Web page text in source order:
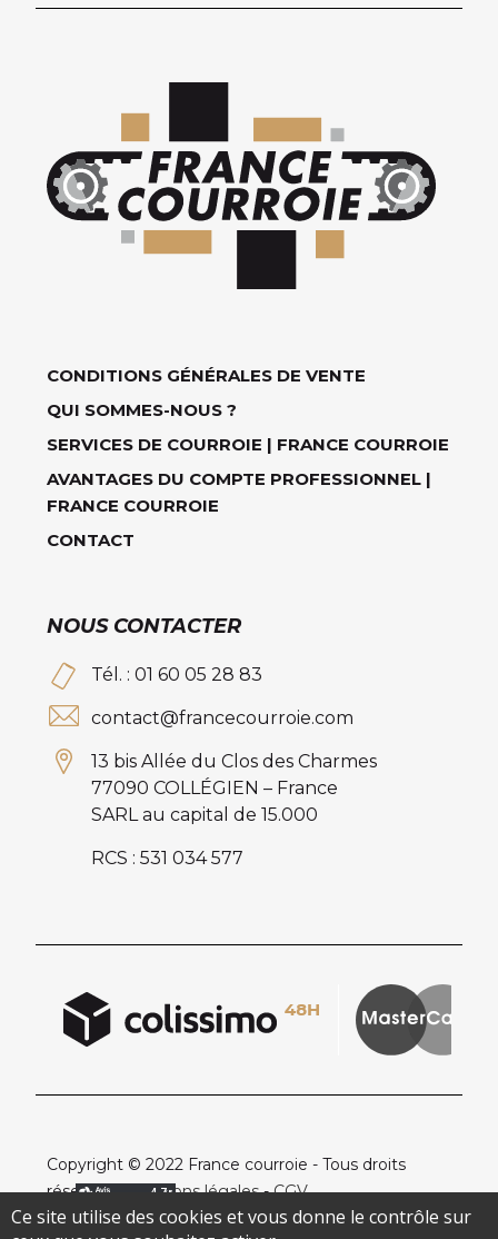
CONDITIONS GÉNÉRALES DE VENTE
QUI SOMMES-NOUS ?
SERVICES DE COURROIE | FRANCE COURROIE
AVANTAGES DU COMPTE PROFESSIONNEL |
FRANCE COURROIE
CONTACT
NOUS CONTACTER
Tél. : 01 60 05 28 83
contact@francecourroie.com
13 bis Allée du Clos des Charmes
77090 COLLÉGIEN – France
SARL au capital de 15.000
RCS : 531 034 577
Copyright © 2022 France courroie - Tous droits
réservés -
Mentions légales-CGV
Ce site utilise des cookies et vous donne le contrôle sur